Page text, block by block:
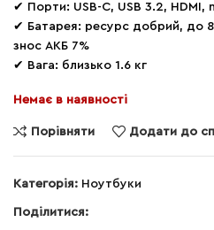
✔ Порти: USB-C, USB 3.2, HDMI,
✔ Батарея: ресурс добрий, до
знос АКБ 7%
✔ Вага: близько 1.6 кг
Немає в наявності
Порівняти Додати до
Категорія: Ноутбуки
Поділитися: